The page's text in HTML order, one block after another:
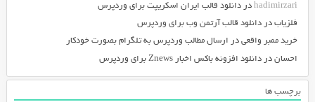
hadimirzariدر دانلود قالب ایران اسکریپت برای وردپرس
فلزیابدر دانلود قالب آرتمن وب برای وردپرس
خرید ممبر واقعیدر ارسال مطالب وردپرس به تلگرام بصورت خودکار
احساندر دانلود افزونه باکس اخبار Znews برای وردپرس
برچسب ها